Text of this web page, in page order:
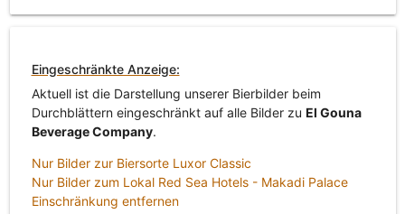
Eingeschränkte Anzeige:
Aktuell ist die Darstellung unserer Bierbilder beim
Durchblättern eingeschränkt auf alle Bilder zu El Gouna
Beverage Company.
Nur Bilder zur Biersorte Luxor Classic
Nur Bilder zum Lokal Red Sea Hotels - Makadi Palace
Einschränkung entfernen